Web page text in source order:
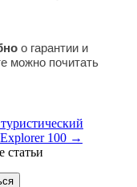
о гарантии и
можно почитать
100 →
статьи